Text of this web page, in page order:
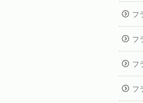
フ
フ
フ
フ